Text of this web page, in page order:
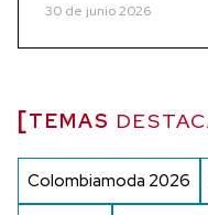
30 de junio 2026
TEMAS
Colombiamoda 2026